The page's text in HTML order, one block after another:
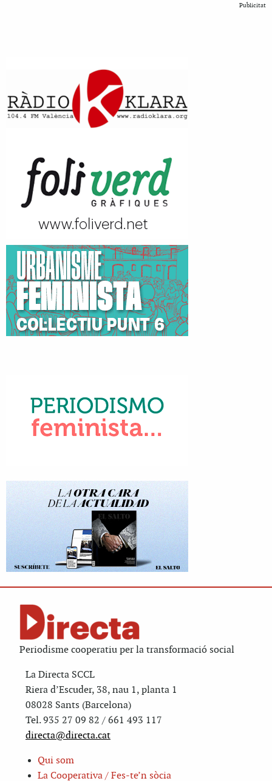
Publicitat
Periodisme cooperatiu per la transformació social
La Directa SCCL
Riera d’Escuder, 38, nau 1, planta 1
08028 Sants (Barcelona)
Tel. 935 27 09 82 / 661 493 117
directa@directa.cat
Qui som
La Cooperativa / Fes-te’n sòcia